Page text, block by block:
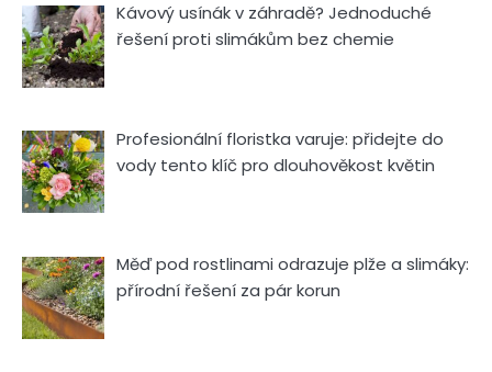
Kávový usínák v záhradě? Jednoduché
řešení proti slimákům bez chemie
Profesionální floristka varuje: přidejte do
vody tento klíč pro dlouhověkost květin
Měď pod rostlinami odrazuje plže a slimáky:
přírodní řešení za pár korun